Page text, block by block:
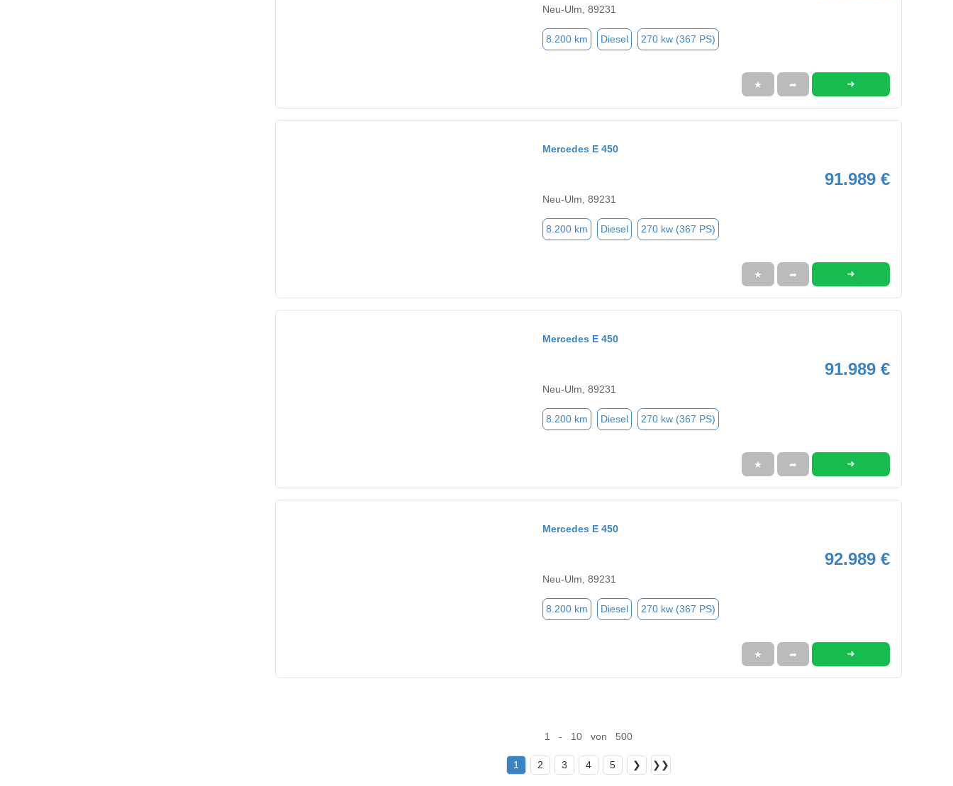
Neu-Ulm, 89231
8.200 km Diesel 270 kw (367 PS)
★ ➦ ➜
Mercedes E 450
91.989 €
Neu-Ulm, 89231
8.200 km Diesel 270 kw (367 PS)
★ ➦ ➜
Mercedes E 450
91.989 €
Neu-Ulm, 89231
8.200 km Diesel 270 kw (367 PS)
★ ➦ ➜
Mercedes E 450
92.989 €
Neu-Ulm, 89231
8.200 km Diesel 270 kw (367 PS)
★ ➦ ➜
1 - 10 von 500
1 2 3 4 5 ❯ ❯❯